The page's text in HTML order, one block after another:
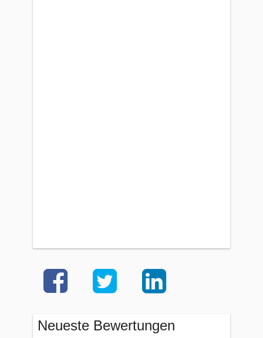
Neueste Bewertungen